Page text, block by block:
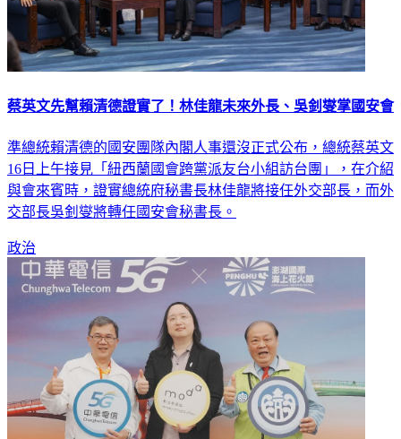
蔡英文先幫賴清德證實了！林佳龍未來外長、吳釗燮掌國安會
準總統賴清德的國安團隊內閣人事還沒正式公布，總統蔡英文
16日上午接見「紐西蘭國會跨黨派友台小組訪台團」，在介紹
與會來賓時，證實總統府秘書長林佳龍將接任外交部長，而外
交部長吳釗燮將轉任國安會秘書長。
政治